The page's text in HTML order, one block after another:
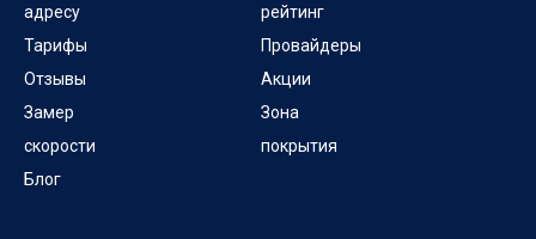
адресу
Тарифы
Отзывы
Замер
скорости
Блог
рейтинг
Провайдеры
Акции
Зона
покрытия